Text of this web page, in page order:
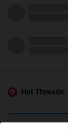
Hot Threads